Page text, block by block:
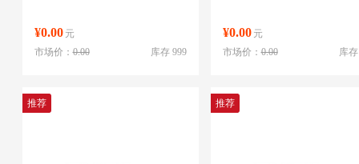
¥0.00 元
库存 999
市场价：0.00
¥0.00 元
库
市场价：0.00
推荐 推荐